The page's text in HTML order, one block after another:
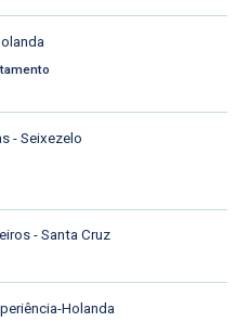
- Seixezelo
- Santa Cruz
Holanda